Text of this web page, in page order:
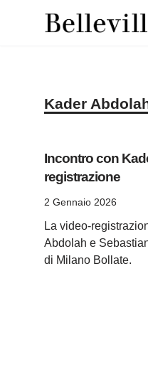
Kader
Incontro con
registrazione
2 Gennaio 2026
La video-
Abdolah e
di Milano Bollate.